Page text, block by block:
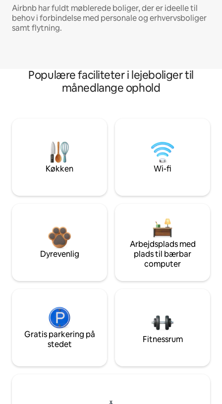
Airbnb har fuldt møblerede boliger, der er ideelle til
behov i forbindelse med personale og erhvervsboliger
samt flytning.
Populære faciliteter i lejeboliger til
månedlange ophold
Køkken Wi-fi
Dyrevenlig
Arbejdsplads med
plads til bærbar
computer
Gratis parkering på
stedet
Fitnessrum